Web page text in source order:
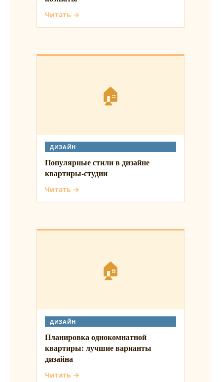
Читать →
🏠
ДИЗАЙН
Популярные стили в дизайне
квартиры-студии
Читать →
🏠
ДИЗАЙН
Планировка однокомнатной
квартиры: лучшие варианты
дизайна
Читать →